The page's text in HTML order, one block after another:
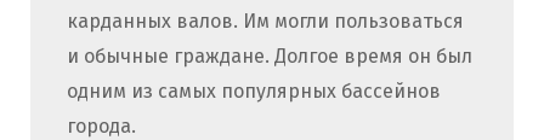
карданных валов. Им могли пользоваться
и обычные граждане. Долгое время он был
одним из самых популярных бассейнов
города.